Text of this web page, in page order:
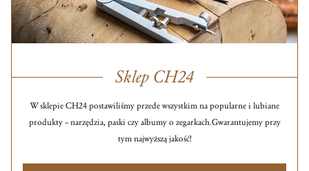
Sklep CH24
W sklepie CH24 postawiliśmy przede wszystkim na popularne i lubiane
produkty – narzędzia, paski czy albumy o zegarkach.Gwarantujemy przy
tym najwyższą jakość!